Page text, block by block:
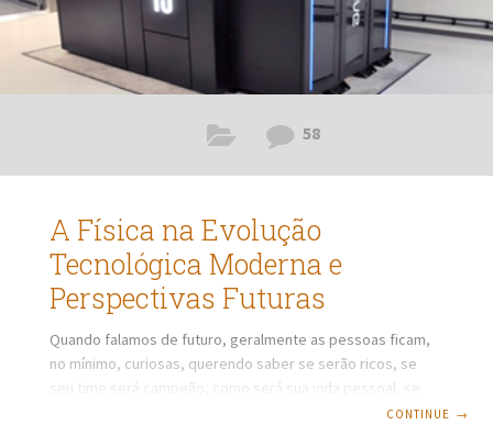
58
A Física na Evolução
Tecnológica Moderna e
Perspectivas Futuras
Quando falamos de futuro, geralmente as pessoas ficam,
no mínimo, curiosas, querendo saber se serão ricos, se
seu time será campeão, como será sua vida pessoal, se
viverão muitos anos, os números de resultados lotéricos e
CONTINUE →